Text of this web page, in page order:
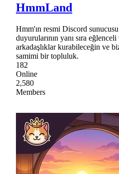
HmmLand
Hmm'ın resmi Discord
duyurularının yanı sıra
arkadaşlıklar kurabileceğin ve
samimi bir topluluk.
182
Online
2,580
Members